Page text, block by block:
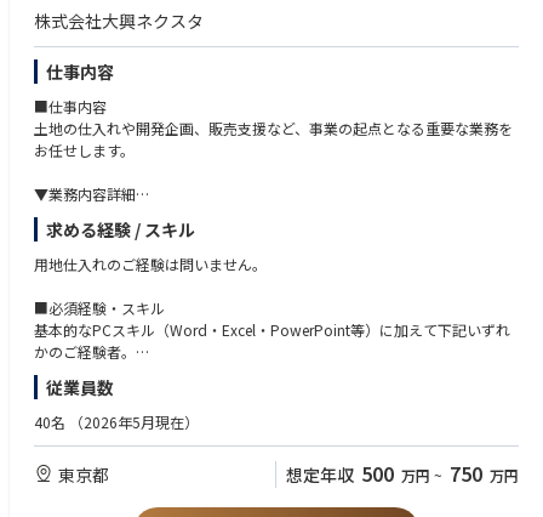
・事業用地に関するソーシング、用地取得、または売却支援の経験
不動産開発会社等における事業企画、プロジェクト推進、新規事業開発へ
の参画経験
・資産承継やオーナー企業の事業承継に関連する不動産取引の経験
・不動産ファンドや運用会社における投資取得・売却業務の経験
・地方創生、観光事業、地域活性化事業などへの興味・関心、もしくは実
務での関与経験
株式会社大興ネクスタ
仕事内容
■仕事内容
土地の仕入れや開発企画、販売支援など、事業の起点となる重要な業務を
お任せします。
▼業務内容詳細
・仲介業者・金融機関・デベロッパーなどからの土地情報の収集・選定
・現地調査・収支シミュレーション・社内提案（買付検討）
・契約交渉・契約締結・決済対応
・設計・購買・販売部門との連携によるプロジェクト推進
・関連業者との調整（解体・造成・近隣対応など）
も可能です。
▼KPI例
・買付件数
求める経験 / スキル
用地仕入れのご経験は問いません。
■必須経験・スキル
基本的なPCスキル（Word・Excel・PowerPoint等）に加えて下記いずれ
かのご経験者。
・不動産業界での営業経験者
└売買仲介、住宅販売、投資用不動産営業などのご経験2年以上
・建設／建築に関する知識や経験があり、営業職を希望される方
など
従業員数
40名 （2026年5月現在）
東京都 想定年収 500 万円 ~ 750 万円